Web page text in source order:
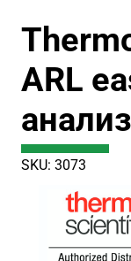
ARL
SKU: 3073